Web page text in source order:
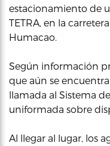
estacionamiento de
TETRA, en la
Humacao.
Según información
que aún se
llamada al Sistema
uniformada sobre
Al llegar al lugar, los